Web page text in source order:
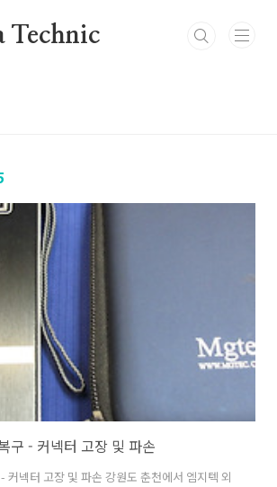
Technic
구 - 커넥터 고장 및 파손
커넥터 고장 및 파손 강원도 춘천에서 엠지텍 외